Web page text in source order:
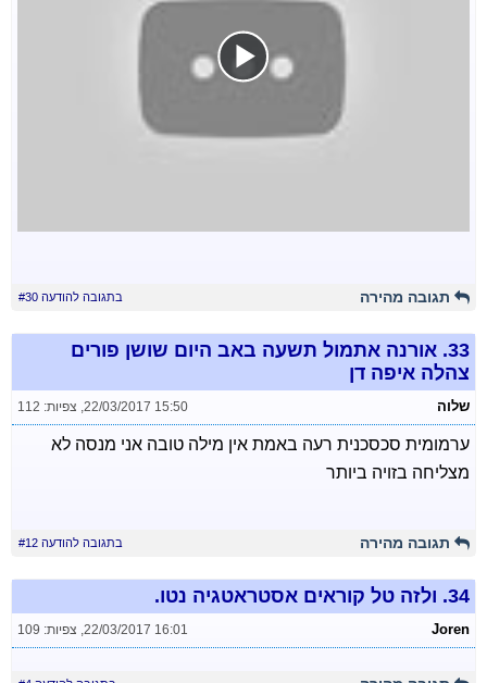
תגובה מהירה בתגובה להודעה #30
33. אורנה אתמול תשעה באב היום שושן פורים
צהלה איפה דן
שלוה 22/03/2017 15:50
, צפיות: 112
ערמומית סכסכנית רעה באמת אין מילה טובה אני מנסה לא
מצליחה בזויה ביותר
תגובה מהירה בתגובה להודעה #12
34. ולזה טל קוראים אסטראטגיה נטו.
Joren
22/03/2017 16:01
, צפיות: 109